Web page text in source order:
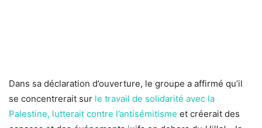
Dans sa déclaration d’ouverture, le groupe a affirmé qu’il
se concentrerait sur le travail de solidarité avec la
Palestine, lutterait contre l’antisémitisme et créerait des